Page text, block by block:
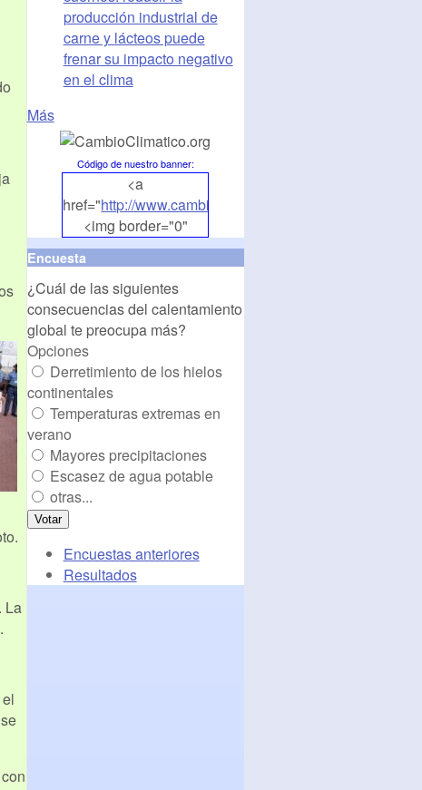
La
producción industrial de
carne y lácteos puede
frenar su impacto negativo
en el clima
Más
Código de nuestro banner:
<a
href="http://www.cambioclimatico.org
<img border="0"
align="middle"
src="http://www.cambioclimatico.org/banners/
alt="CambioClimatico.org"
/></a>
Encuesta
¿Cuál de las siguientes
consecuencias del calentamiento
global te preocupa más?
Opciones
Derretimiento de los hielos
continentales
Temperaturas extremas en
verano
Mayores precipitaciones
Escasez de agua potable
otras...
Encuestas anteriores
Resultados